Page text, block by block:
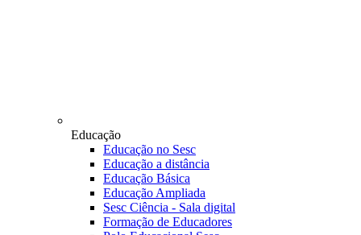
Educação
Educação no Sesc
Educação a distância
Educação Básica
Educação Ampliada
Sesc Ciência - Sala digital
Formação de Educadores